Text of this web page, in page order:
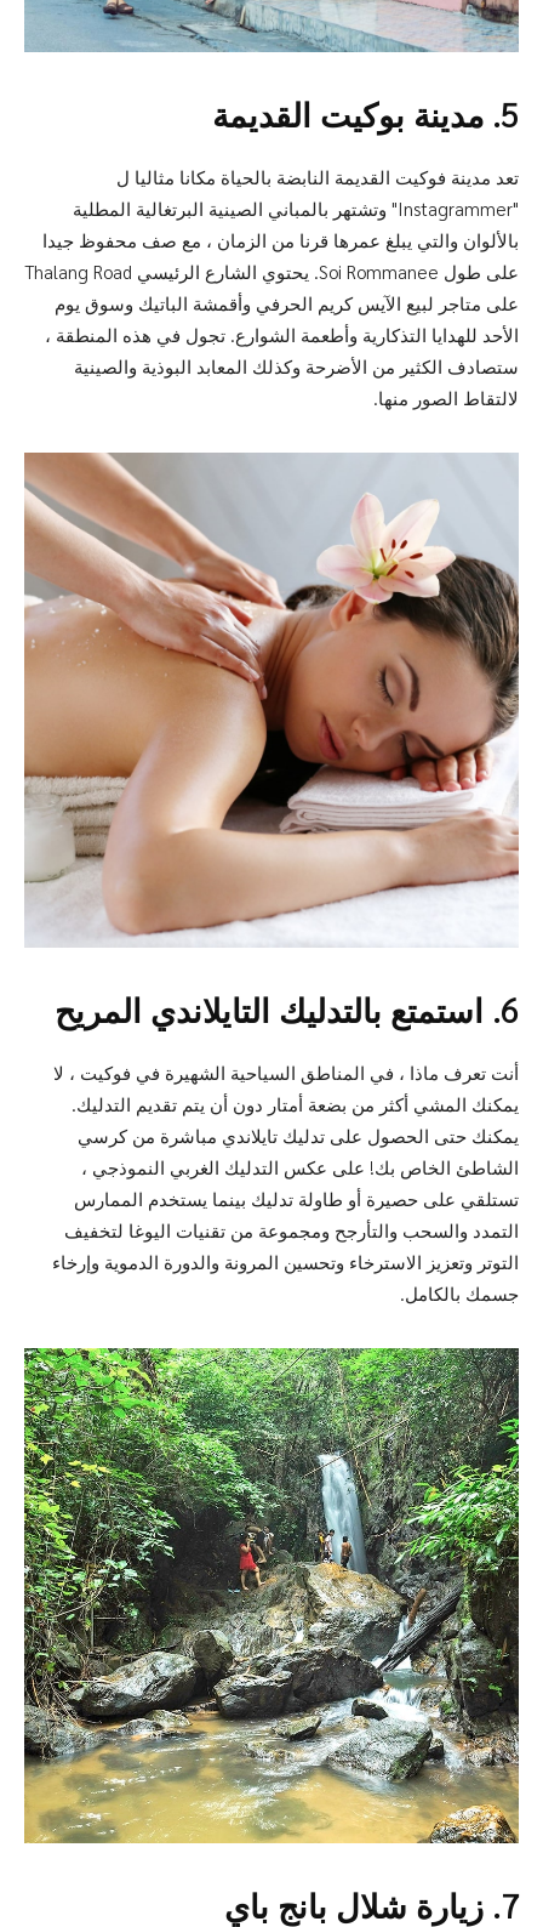
5. مدينة بوكيت القديمة
تعد مدينة فوكيت القديمة النابضة بالحياة مكانا مثاليا ل
"Instagrammer" وتشتهر بالمباني الصينية البرتغالية المطلية
بالألوان والتي يبلغ عمرها قرنا من الزمان ، مع صف محفوظ جيدا
على طول Soi Rommanee. يحتوي الشارع الرئيسي Thalang Road
على متاجر لبيع الآيس كريم الحرفي وأقمشة الباتيك وسوق يوم
الأحد للهدايا التذكارية وأطعمة الشوارع. تجول في هذه المنطقة ،
ستصادف الكثير من الأضرحة وكذلك المعابد البوذية والصينية
لالتقاط الصور منها.
6. استمتع بالتدليك التايلاندي المريح
أنت تعرف ماذا ، في المناطق السياحية الشهيرة في فوكيت ، لا
يمكنك المشي أكثر من بضعة أمتار دون أن يتم تقديم التدليك.
يمكنك حتى الحصول على تدليك تايلاندي مباشرة من كرسي
الشاطئ الخاص بك! على عكس التدليك الغربي النموذجي ،
تستلقي على حصيرة أو طاولة تدليك بينما يستخدم الممارس
التمدد والسحب والتأرجح ومجموعة من تقنيات اليوغا لتخفيف
التوتر وتعزيز الاسترخاء وتحسين المرونة والدورة الدموية وإرخاء
جسمك بالكامل.
7. زيارة شلال بانج باي